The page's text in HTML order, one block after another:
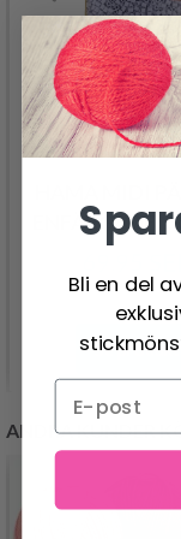
ENFÄRGADE,
Se produkt
ANDRA KUNDER
Bli en del